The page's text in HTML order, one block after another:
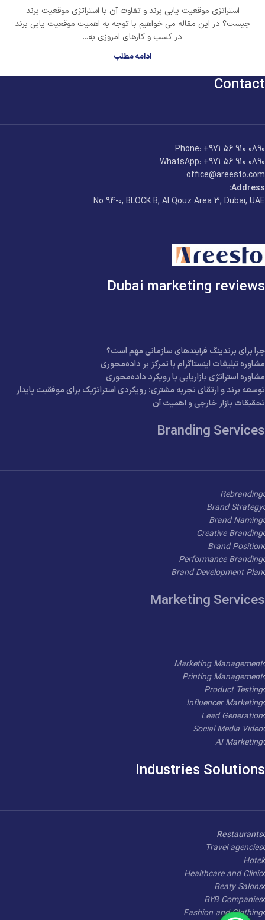
استراتژی موقعیت یابی برند و تفاوت آن با استراتژی موقعیت برند
چیست؟ در این مقاله می خواهیم با توجه به اهمیت موقعیت یابی برند
در کسب و کارهای امروزی به...
ادامه مطلب
Contact
Phone: +971 56 910 0890
WhatsApp: +971 56 910 0890
office@areesto.com
Address:
No 94-0, BLOCK B, Al Qouz Area 3, Dubai, UAE
Dubai marketing reviews
چرا برای برندینگ فرآیندهای سازمانی مهم است؟
مشاوره تبلیغات اینستاگرام با تمرکز بر داده‌محوری
مشاوره استراتژی بازاریابی با رویکرد داده‌محوری
توسعه برند و ارتقای تجربه مشتری: رویکردی استراتژیک برای موفقیت پایدار
تحقیقات بازار خارجی و اهمیت آن
Branding Services
Rebranding
Brand Strategy
Brand Naming
Creative Branding
Brand Position
Performance Branding
Brand Development Plan
Marketing Services
Marketing Management
Printing Management
Product Testing
Influencer Marketing
Lead Generation
Social Media Video
AI Marketing
Industries Solutions
Restaurants
Travel agencies
Hotel
Healthcare and Clinic
Beaty Salons
B2B Companies
Fashion and Clothing